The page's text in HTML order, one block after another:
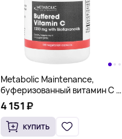
Metabolic Maintenance,
буферизованный витамин C с
биофлавоноидами,
180 вегетарианских капсул
4 151 ₽
КУПИТЬ